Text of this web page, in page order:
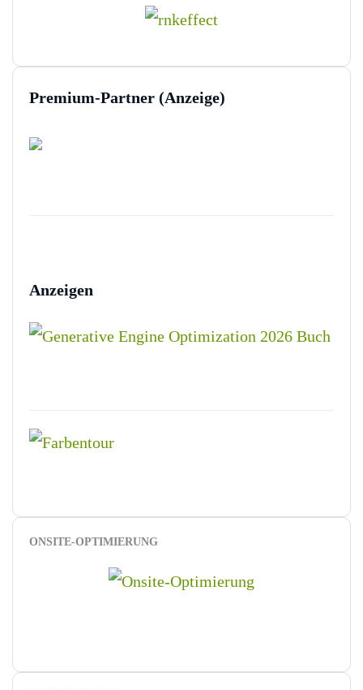
Premium-Partner (Anzeige)
Anzeigen
ONSITE-OPTIMIERUNG